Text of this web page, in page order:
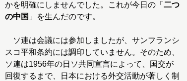
かを明確にしませんでした。これが今日の「 二つ
の中国 」を生んだのです。
ソ連は会議には参加しましたが、サンフランシ
スコ平和条約には調印していません。そのため、
ソ連は1956年の日ソ共同宣言によって、国交が
回復するまで、日本における外交活動が著しく制